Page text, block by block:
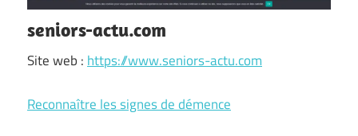
seniors-actu.com
Site web :https://www.seniors-actu.com
Reconnaître les signes de démence